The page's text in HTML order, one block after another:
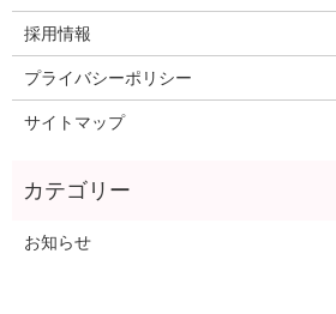
採用情報
プライバシーポリシー
サイトマップ
お知らせ